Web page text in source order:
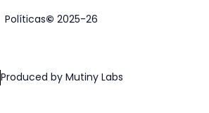
Políticas© 2025-26
Produced by Mutiny Labs